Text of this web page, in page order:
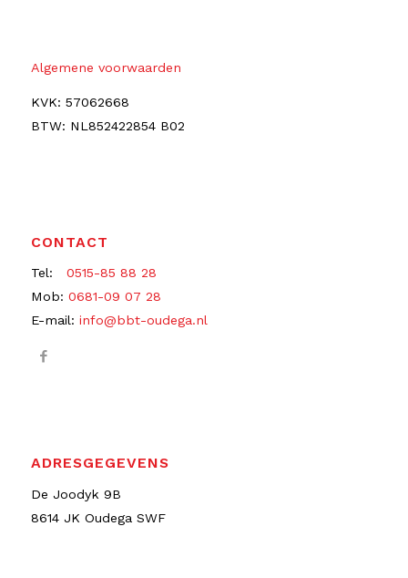
Algemene voorwaarden
KVK: 57062668
BTW: NL852422854 B02
CONTACT
Tel: 0515-85 88 28
Mob: 0681-09 07 28
E-mail: info@bbt-oudega.nl
ADRESGEGEVENS
De Joodyk 9B
8614 JK Oudega SWF